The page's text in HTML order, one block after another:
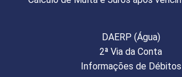
DAERP (Água)
2ª Via da Conta
Informações de Débitos